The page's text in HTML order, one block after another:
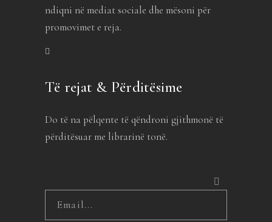
ndiqni në mediat sociale dhe mësoni për
promovimet e reja.
Të rejat & Përditësime
Do të na pëlqente të qëndroni gjithmonë të
përditësuar me librarinë tonë.